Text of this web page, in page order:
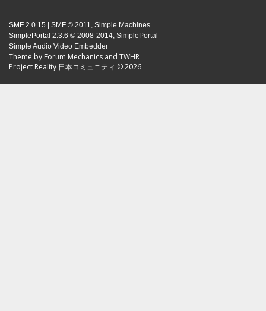
SMF 2.0.15 SMF © 2011, Simple Machines
SimplePortal 2.3.6 © 2008-2014, SimplePortal
Simple Audio Video Embedder
Theme by Forum Mechanics and TWHR
Project Reality 日本コミュニティ © 2026